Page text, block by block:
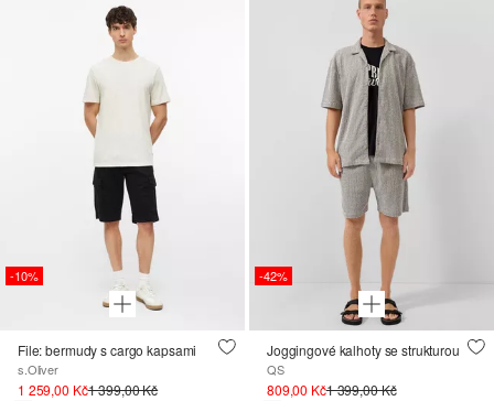
-10%
File: bermudy s cargo kapsami
s.Oliver
1 259,00 Kč1 399,00 Kč
-42%
Joggingové kalhoty se strukturou
QS
809,00 Kč1 399,00 Kč